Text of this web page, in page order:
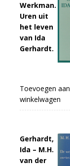
Werkman.
Uren uit
het leven
van Ida
Gerhardt.
Toevoegen aan
winkelwagen
Gerhardt,
Ida – M.H.
van der